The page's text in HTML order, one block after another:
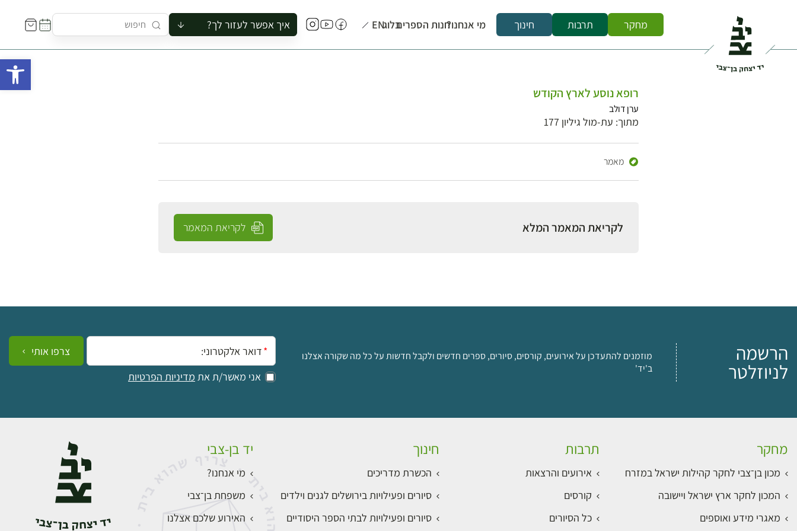
מחקר תרבות חינוך מי אנחנו?חנות הספריםבלוגEN איך אפשר לעזור לך?
להזמין סיור לקבוצה
רופא נוסע לארץ הקודש
ערן דולב
מתוך: עת-מול גיליון 177
מאמר
לקריאת המאמר המלא לקריאת המאמר
הרשמה
לניוזלטר
מוזמנים להתעדכן על אירועים, קורסים, סיורים, ספרים חדשים ולקבל חדשות על כל מה שקורה אצלנו
ב'יד'
אימייל:
אני מאשר/ת את מדיניות הפרטיות
צרפו אותי
מחקר
מכון בן־צבי לחקר קהילות ישראל במזרח
המכון לחקר ארץ ישראל ויישובה
מאגרי מידע ואוספים
תרבות
אירועים והרצאות
קורסים
כל הסיורים
חינוך
הכשרת מדריכים
סיורים ופעילויות בירושלים לגנים וילדים
סיורים ופעילויות לבתי הספר היסודיים
יד בן-צבי
מי אנחנו?
משפחת בן־צבי
האירוע שלכם אצלנו